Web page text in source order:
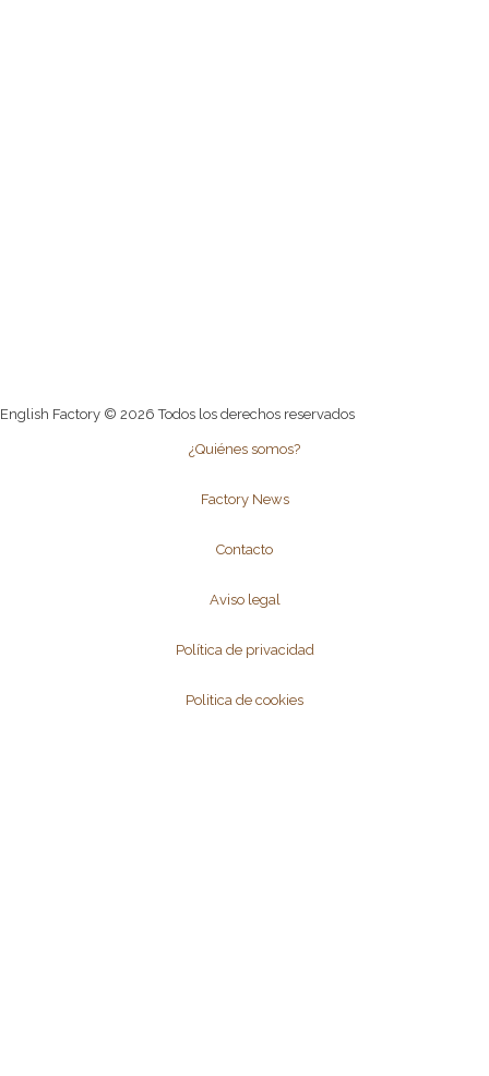
English Factory © 2026 Todos los derechos reservados
¿Quiénes somos?
Factory News
Contacto
Aviso legal
Política de privacidad
Politica de cookies